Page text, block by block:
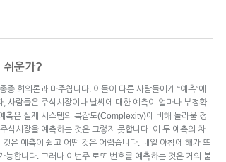
쉬운가?
회의론과 마주칩니다. 이들이 다른 사람들에게 “예측”에
사람들은 주식시장이나 날씨에 대한 예측이 얼마나 부정확
측은 실제 시스템의 복잡도(Complexity)에 비해 놀라울 정
식시장을 예측하는 것은 그렇지 못합니다. 이 두 예측의 차
은 예측이 쉽고 어떤 것은 어렵습니다. 내일 아침에 해가 뜨
능합니다. 그러나 이번주 로또 번호를 예측하는 것은 거의 불